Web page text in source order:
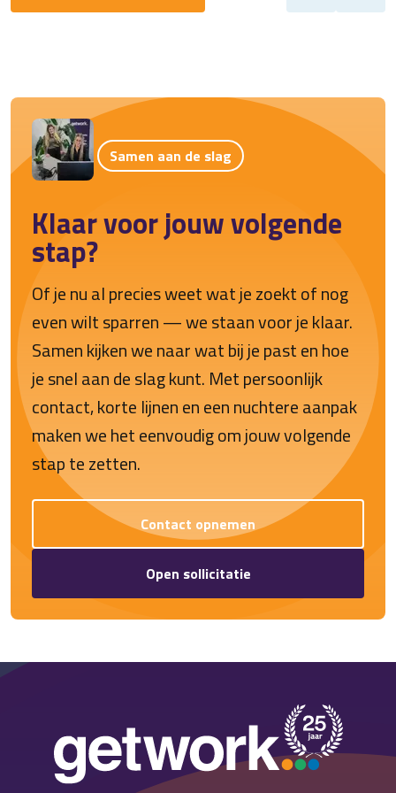
Samen aan de slag
Klaar voor jouw volgende
stap?
Of je nu al precies weet wat je zoekt of nog
even wilt sparren — we staan voor je klaar.
Samen kijken we naar wat bij je past en hoe
je snel aan de slag kunt. Met persoonlijk
contact, korte lijnen en een nuchtere aanpak
maken we het eenvoudig om jouw volgende
stap te zetten.
Contact opnemen
Open sollicitatie